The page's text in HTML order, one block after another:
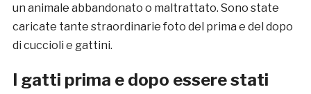
un animale abbandonato o maltrattato. Sono state
caricate tante straordinarie foto del prima e del dopo
di cuccioli e gattini.
I gatti prima e dopo essere stati